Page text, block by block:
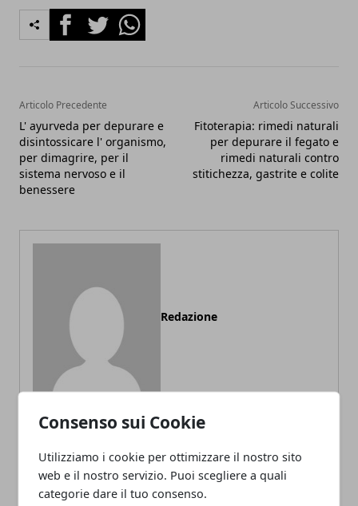
Consenso sui Cookie
Utilizziamo i cookie per ottimizzare il nostro sito
web e il nostro servizio. Puoi scegliere a quali
categorie dare il tuo consenso.
FacebookTwitterWhatsapp
Articolo Precedente
L' ayurveda per depurare e
disintossicare l' organismo,
per dimagrire, per il
sistema nervoso e il
benessere
Articolo Successivo
Fitoterapia: rimedi naturali
per depurare il fegato e
rimedi naturali contro
stitichezza, gastrite e colite
Redazione
ARTICOLI CORRELATI